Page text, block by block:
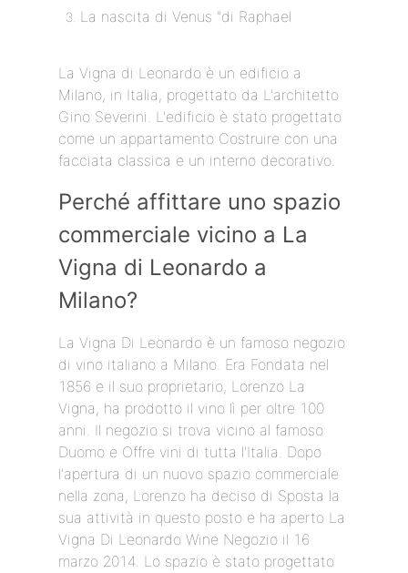
La nascita di Venus "di Raphael
La Vigna di Leonardo è un edificio a
Milano, in Italia, progettato da L'architetto
Gino Severini. L'edificio è stato progettato
come un appartamento Costruire con una
facciata classica e un interno decorativo.
Perché affittare uno spazio
commerciale vicino a La
Vigna di Leonardo a
Milano?
La Vigna Di Leonardo è un famoso negozio
di vino italiano a Milano. Era Fondata nel
1856 e il suo proprietario, Lorenzo La
Vigna, ha prodotto il vino lì per oltre 100
anni. Il negozio si trova vicino al famoso
Duomo e Offre vini di tutta l'Italia. Dopo
l'apertura di un nuovo spazio commerciale
nella zona, Lorenzo ha deciso di Sposta la
sua attività in questo posto e ha aperto La
Vigna Di Leonardo Wine Negozio il 16
marzo 2014. Lo spazio è stato progettato